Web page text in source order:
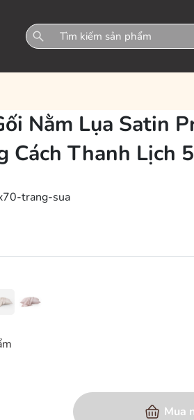
Nằm Lụa Satin
Cách Thanh Lịch
trang-sua
Mua